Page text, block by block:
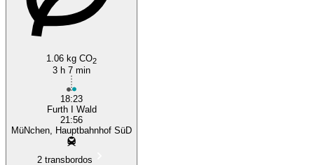
1.06 kg CO2
3 h 7 min
18:23
Furth I Wald
21:56
MüNchen, Hauptbahnhof SüD
2 transbordos